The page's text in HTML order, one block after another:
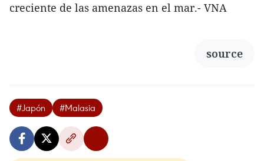
creciente de las amenazas en el mar.- VNA
source
#Japón #Malasia